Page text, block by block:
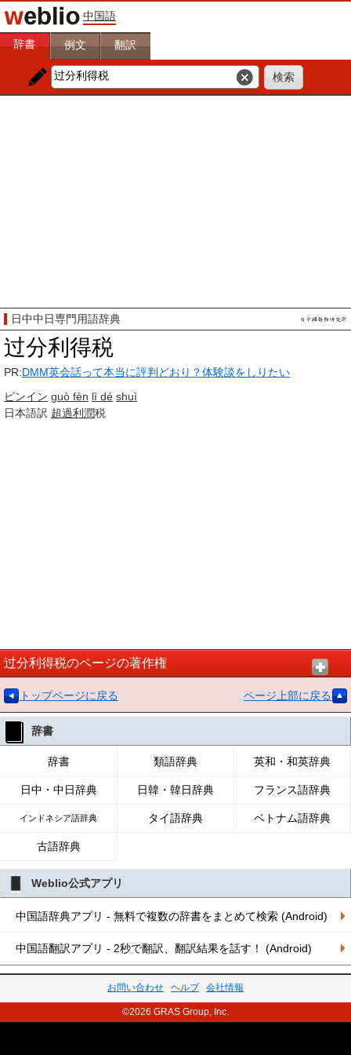
中国語
辞書 例文 翻訳
日中中日専門用語辞典
过分利得税
PR:DMM英会話って本当に評判どおり？体験談をしりたい
ピンイン guò fèn lì dé shuì
日本語訳 超過利潤税
过分利得税のページの著作権
トップページに戻る ページ上部に戻る
辞書
辞書 類語辞典 英和・和英辞典
日中・中日辞典 日韓・韓日辞典 フランス語辞典
インドネシア語辞典 タイ語辞典 ベトナム語辞典
古語辞典
Weblio公式アプリ
中国語辞典アプリ - 無料で複数の辞書をまとめて検索 (Android)
中国語翻訳アプリ - 2秒で翻訳、翻訳結果を話す！ (Android)
お問い合わせ ヘルプ 会社情報
©2026 GRAS Group, Inc.